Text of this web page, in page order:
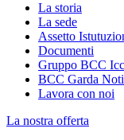
La storia
La sede
Assetto
Documenti
Gruppo BCC
BCC Garda
Lavora con noi
La nostra offerta